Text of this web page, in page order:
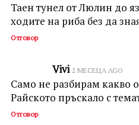
Таен тунел от Люлин до
ходите на риба без да
Отговор
Vivi 2 МЕСЕЦА AGO
Само не разбирам какво
Райското пръскало с
Отговор